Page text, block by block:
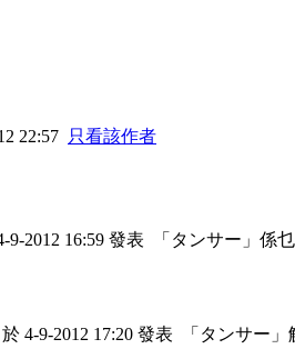
22:57 只看該作者
9-2012 16:59 發表 「タンサー」係
於 4-9-2012 17:20 發表 「タンサー